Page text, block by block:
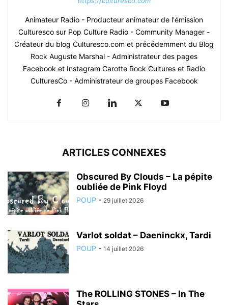
Animateur Radio - Producteur animateur de l'émission
Culturesco sur Pop Culture Radio - Community Manager -
Créateur du blog Culturesco.com et précédemment du Blog
Rock Auguste Marshal - Administrateur des pages
Facebook et Instagram Carotte Rock Cultures et Radio
CulturesCo - Administrateur de groupes Facebook
ARTICLES CONNEXES
Obscured By Clouds – La pépite
oubliée de Pink Floyd
POUP - 29 juillet 2026
Varlot soldat – Daeninckx, Tardi
POUP - 14 juillet 2026
The ROLLING STONES – In The